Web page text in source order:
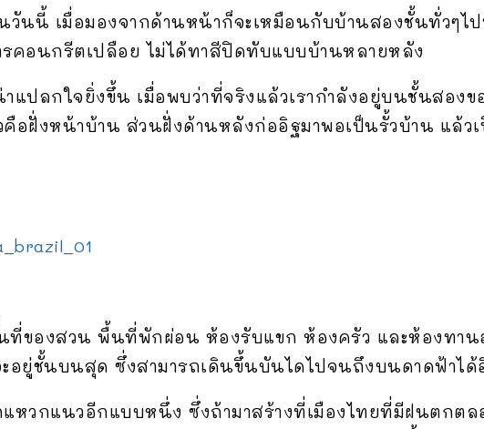
นวันนี้ เมื่อมองจากด้านหน้าก็จะเหมือนกับบ้านสองชั้นทั่วๆไ
คอนกรีตเปลือย ไม่ได้ทาสีปิดทับแบบบ้านหลายหลัง
าแปลกใจยิ่งขึ้น เมื่อพบว่าที่จริงแล้วเรากำลังอยู่บนชั้นสอง
คือฝั่งหน้าบ้าน ส่วนฝั่งด้านหลังก่ออิฐมาพอเป็นรั้วบ้าน แล้ว
ของสวน พื้นที่พักผ่อน ห้องรับแขก ห้องครัว และห้องทา
อยู่ชั้นบนสุด ซึ่งสามารถเดินขึ้นบันไดไปจนถึงบนดาดฟ้าได้
หวกแนวอีกแบบหนึ่ง ซึ่งถ้ามาสร้างที่เมืองไทยที่มีฝนตกต